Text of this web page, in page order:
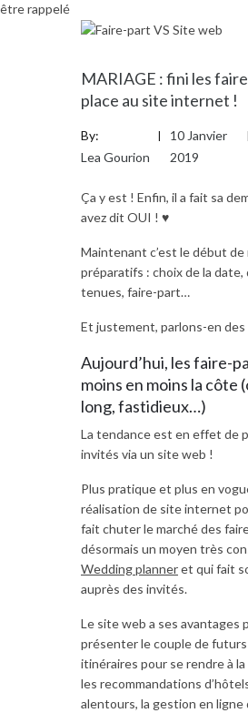
être rappelé
MARIAGE : fini les
place au site internet !
By:
Lea Gourion
10 Janvier
2019
Ça y est ! Enfin, il a fait sa
avez dit OUI ! ♥
Maintenant c’est le début de
préparatifs : choix de la date,
tenues, faire-part…
Et justement, parlons-en
Aujourd’hui, les faire-
moins en moins la côte
long, fastidieux…)
La tendance est en effet de
invités via un site web !
Plus pratique et plus en
réalisation de site internet
fait chuter le marché des
désormais un moyen très
Wedding planneret qui fait
auprès des invités.
Le site web a ses avantages
présenter le couple de futurs
itinéraires pour se rendre à la
les recommandations
alentours, la gestion en ligne